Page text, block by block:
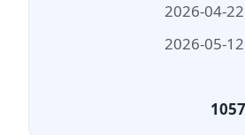
زكريا
زيدان